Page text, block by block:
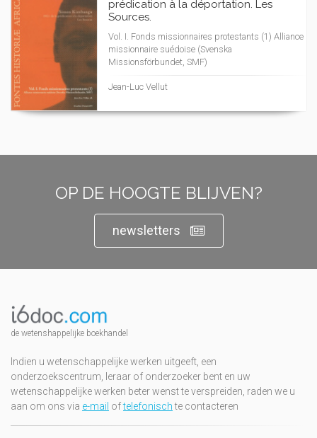
prédication à la déportation. Les
Sources.
Vol. I. Fonds missionnaires protestants (1) Alliance
missionnaire suédoise (Svenska
Missionsförbundet, SMF)
Jean-Luc Vellut
OP DE HOOGTE BLIJVEN?
newsletters
de wetenshappelijke boekhandel
Indien u wetenschappelijke werken uitgeeft, een
onderzoekscentrum, leraar of onderzoeker bent en uw
wetenschappelijke werken beter wenst te verspreiden, raden we u
aan om ons via e-mail oftelefonischte contacteren